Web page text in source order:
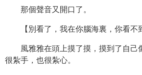
那個聲音又開口了。
【別看了，我在你腦海裏，你看不
風雅雅在頭上摸了摸，摸到了自己
很紮手，也很紮心。